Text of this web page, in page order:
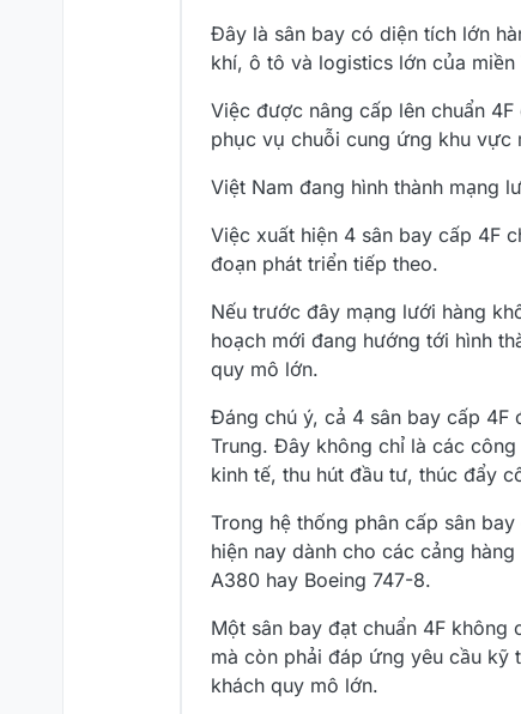
Đây là sân bay có diện tích lớn
khí, ô tô và logistics lớn của miền
Việc được nâng cấp lên chuẩn
phục vụ chuỗi cung ứng khu vực
Việt Nam đang hình thành mạng
Việc xuất hiện 4 sân bay cấp 4F
đoạn phát triển tiếp theo.
Nếu trước đây mạng lưới hàng
hoạch mới đang hướng tới hình
quy mô lớn.
Đáng chú ý, cả 4 sân bay cấp 4F
Trung. Đây không chỉ là các
kinh tế, thu hút đầu tư, thúc đẩy
Trong hệ thống phân cấp sân
hiện nay dành cho các cảng
A380 hay Boeing 747-8.
Một sân bay đạt chuẩn 4F
mà còn phải đáp ứng yêu cầu kỹ
khách quy mô lớn.